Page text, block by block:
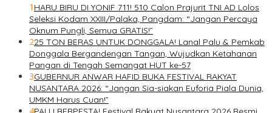
1 HARU BIRU DI YONIF 711! 510 Calon Prajurit TNI AD Lolos
Seleksi Kodam XXIII/Palaka, Pangdam: “Jangan Percaya
Oknum Pungli, Semua GRATIS!”
225 TON BERAS UNTUK DONGGALA! Lanal Palu & Pemkab
Donggala Bergandengan Tangan, Wujudkan Ketahanan
Pangan di Tengah Semangat HUT ke-57
3GUBERNUR ANWAR HAFID BUKA FESTIVAL RAKYAT
NUSANTARA 2026: “Jangan Sia-siakan Euforia Piala Dunia,
UMKM Harus Cuan!”